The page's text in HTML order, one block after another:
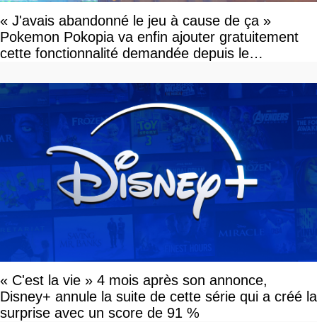
« J'avais abandonné le jeu à cause de ça »
Pokemon Pokopia va enfin ajouter gratuitement
cette fonctionnalité demandée depuis le
« C'est la vie » 4 mois après son annonce,
Disney+ annule la suite de cette série qui a créé la
surprise avec un score de 91 %